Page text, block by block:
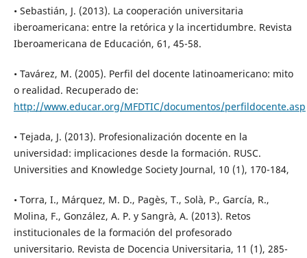
• Sebastián, J. (2013). La cooperación universitaria
iberoamericana: entre la retórica y la incertidumbre. Revista
Iberoamericana de Educación, 61, 45-58.
• Tavárez, M. (2005). Perfil del docente latinoamericano: mito
o realidad. Recuperado de:
http://www.educar.org/MFDTIC/documentos/perfildocente.asp
• Tejada, J. (2013). Profesionalización docente en la
universidad: implicaciones desde la formación. RUSC.
Universities and Knowledge Society Journal, 10 (1), 170-184,
• Torra, I., Márquez, M. D., Pagès, T., Solà, P., García, R.,
Molina, F., González, A. P. y Sangrà, A. (2013). Retos
institucionales de la formación del profesorado
universitario. Revista de Docencia Universitaria, 11 (1), 285-